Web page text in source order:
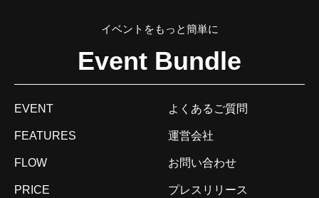
イベントをもっと簡単に
Event Bundle
EVENT
FEATURES
FLOW
PRICE
よくあるご質問
運営会社
お問い合わせ
プレスリリース